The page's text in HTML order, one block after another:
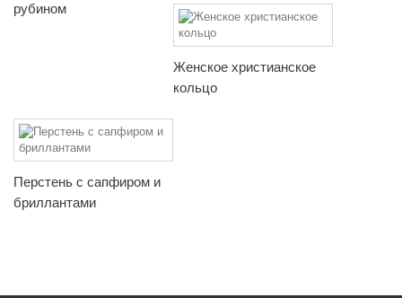
рубином
Женское христианское
кольцо
Перстень с сапфиром и
бриллантами